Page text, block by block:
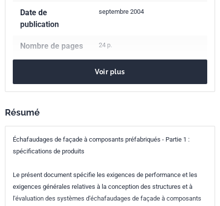
Date de
publication
septembre 2004
Nombre de pages 24 p.
Codes ICS
Indice de
Numéro de tirage 1 - août 2004
européenne
Voir plus
Résumé
Échafaudages de façade à composants préfabriqués - Partie 1 :
spécifications de produits
Le présent document spécifie les exigences de performance et les
exigences générales relatives à la conception des structures et à
l'évaluation des systèmes d'échafaudages de façade à composants